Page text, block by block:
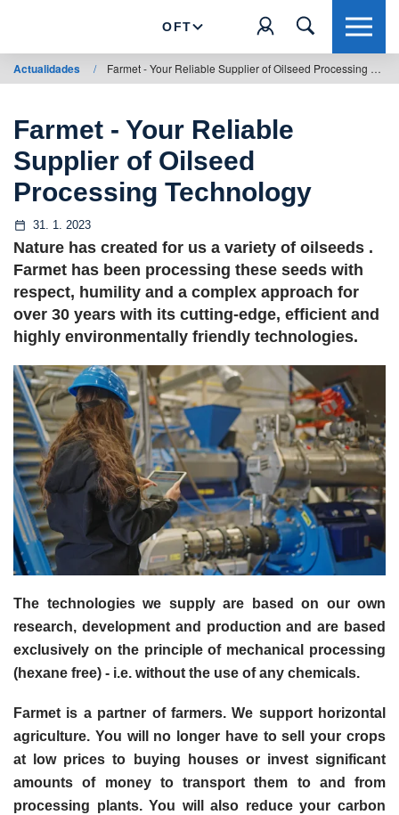
OFT
Actualidades / Farmet - Your Reliable Supplier of Oilseed Processing Technology
Farmet - Your Reliable
Supplier of Oilseed
Processing Technology
31. 1. 2023
Nature has created for us a variety of oilseeds .
Farmet has been processing these seeds with
respect, humility and a complex approach for
over 30 years with its cutting-edge, efficient and
highly environmentally friendly technologies.
The technologies we supply are based on our own
research, development and production and are based
exclusively on the principle of mechanical processing
(hexane free) - i.e. without the use of any chemicals.
Farmet is a partner of farmers. We support horizontal
agriculture. You will no longer have to sell your crops
at low prices to buying houses or invest significant
amounts of money to transport them to and from
processing plants. You will also reduce your carbon